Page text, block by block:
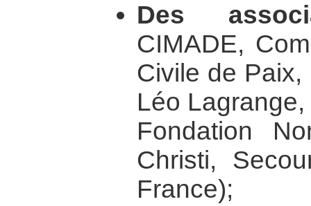
Des
CIMADE,
Civile de
Léo
Fondation
Christi,
France);